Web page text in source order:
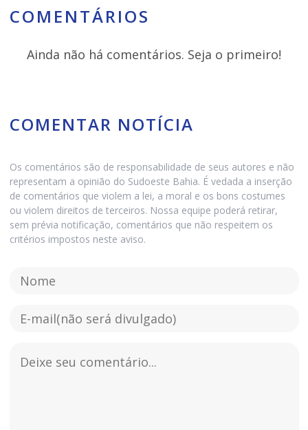
COMENTÁRIOS
Ainda não há comentários. Seja o primeiro!
COMENTAR NOTÍCIA
Os comentários são de responsabilidade de seus autores e não
representam a opinião do Sudoeste Bahia. É vedada a inserção
de comentários que violem a lei, a moral e os bons costumes
ou violem direitos de terceiros. Nossa equipe poderá retirar,
sem prévia notificação, comentários que não respeitem os
critérios impostos neste aviso.